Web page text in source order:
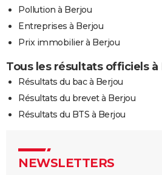
Pollution à Berjou
Entreprises à Berjou
Prix immobilier à Berjou
Tous les résultats officiels à
Résultats du bac à Berjou
Résultats du brevet à Berjou
Résultats du BTS à Berjou
NEWSLETTERS